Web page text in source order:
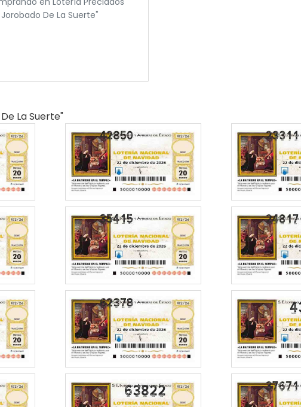
Jorobado De La Suerte"
La Suerte"
63822